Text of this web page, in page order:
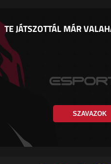
TE JÁTSZOTTÁL MÁR
SZAVAZOK